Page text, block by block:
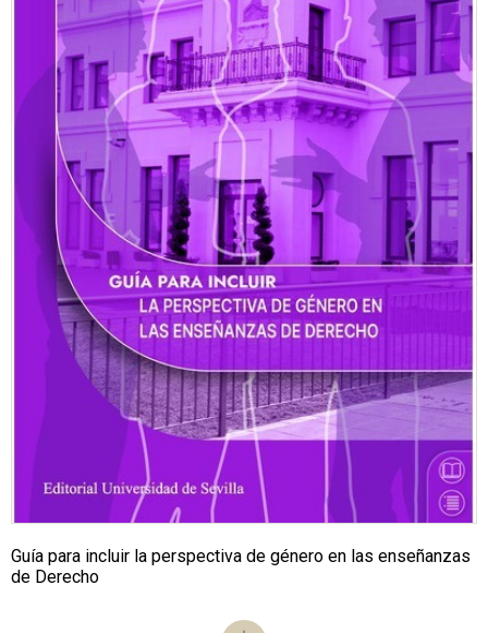
Guía para incluir la perspectiva de género en las enseñanzas
de Derecho